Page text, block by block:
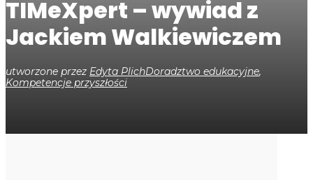
TIMeXpert – wywiad z
Jackiem Walkiewiczem
utworzone przez Edyta PlichDoradztwo edukacyjne,
Kompetencje przyszłości